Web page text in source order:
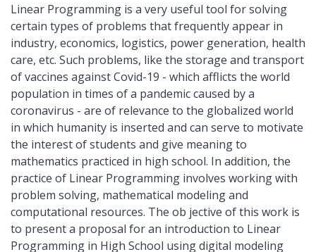
Linear Programming is a very useful tool for solving
certain types of problems that frequently appear in
industry, economics, logistics, power generation, health
care, etc. Such problems, like the storage and transport
of vaccines against Covid-19 - which afflicts the world
population in times of a pandemic caused by a
coronavirus - are of relevance to the globalized world
in which humanity is inserted and can serve to motivate
the interest of students and give meaning to
mathematics practiced in high school. In addition, the
practice of Linear Programming involves working with
problem solving, mathematical modeling and
computational resources. The ob jective of this work is
to present a proposal for an introduction to Linear
Programming in High School using digital modeling